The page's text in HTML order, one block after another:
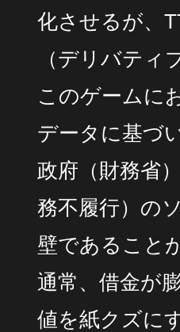
化させるが、
（デリバティ
このゲームに
データに基づ
政府（財務省
務不履行）の
壁であること
通常、借金が
値を紙クズに